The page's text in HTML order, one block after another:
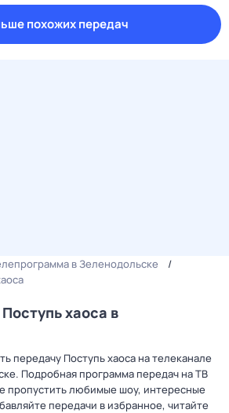
похожих передач
в Зеленодольске
хаоса в
передачу Поступь хаоса на телеканале
Подробная программа передач на ТВ
пропустить любимые шоу, интересные
передачи в избранное, читайте